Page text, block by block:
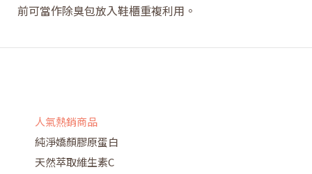
前可當作除臭包放入鞋櫃重複利用。
人氣熱銷商品
純淨嬌顏膠原蛋白
天然萃取維生素C